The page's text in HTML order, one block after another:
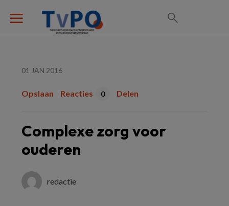
01 JAN 2016
Opslaan Reacties 0 Delen
Complexe zorg voor
ouderen
redactie